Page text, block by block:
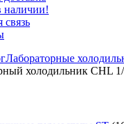
наличии!
связь
Лабораторные
холодильник CHL 1/